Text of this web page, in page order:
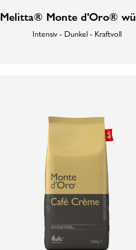
Melitta® Monte d'Oro®
Intensiv - Dunkel - Kraftvoll